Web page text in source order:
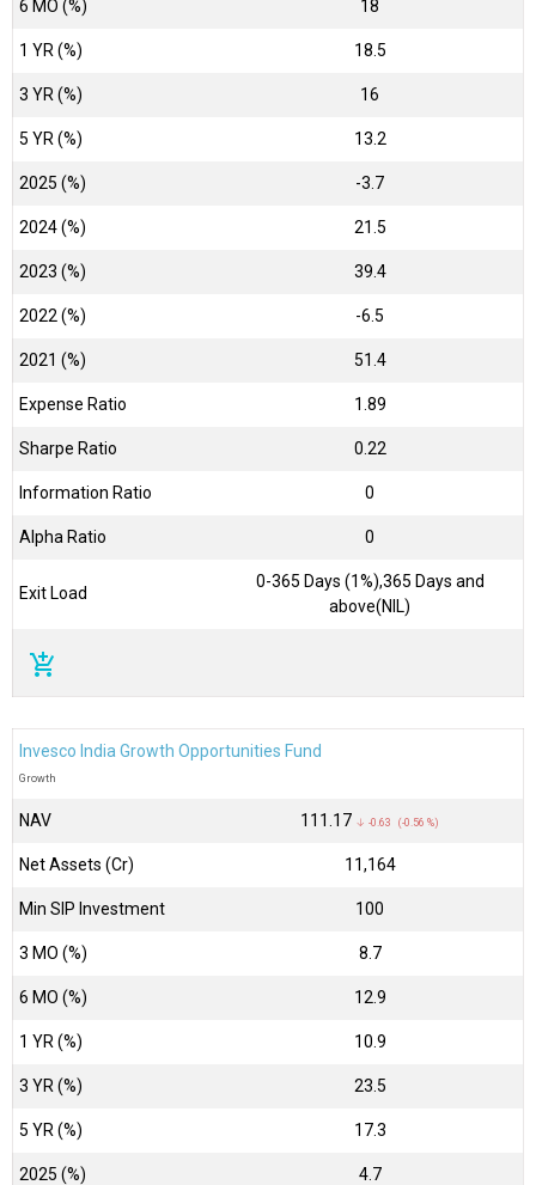
6 MO (%) 18
1 YR (%) 18.5
3 YR (%) 16
5 YR (%) 13.2
2025 (%) -3.7
2024 (%) 21.5
2023 (%) 39.4
2022 (%) -6.5
2021 (%) 51.4
Expense Ratio 1.89
Sharpe Ratio 0.22
Information Ratio 0
Alpha Ratio 0
Exit Load
0-365 Days (1%),365 Days and
above(NIL)
add_shopping_cart
Invesco India Growth Opportunities Fund
Growth
NAV ₹111.17 ↓ -0.63 (-0.56 %)
Net Assets (Cr) ₹11,164
Min SIP Investment 100
3 MO (%) 8.7
6 MO (%) 12.9
1 YR (%) 10.9
3 YR (%) 23.5
5 YR (%) 17.3
2025 (%) 4.7